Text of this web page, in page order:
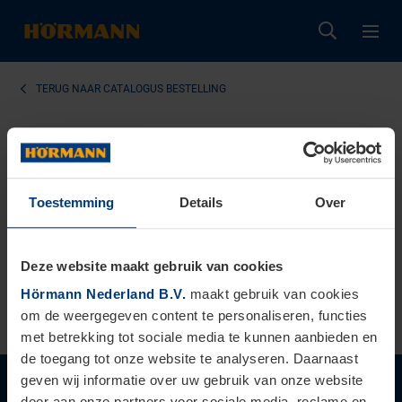
Toestemming Details Over
Deze website maakt gebruik van cookies
Hörmann Nederland B.V. maakt gebruik van cookies
om de weergegeven content te personaliseren, functies
met betrekking tot sociale media te kunnen aanbieden en
de toegang tot onze website te analyseren. Daarnaast
geven wij informatie over uw gebruik van onze website
TERUG NAAR CATALOGUS BESTELLING
Catalogusbestelling succesvol
Bedankt voor uw catalogusbestelling. U
ontvangt de catalogi de komende dagen per
post.
TERUG NAAR HET MEDIACENTRUM